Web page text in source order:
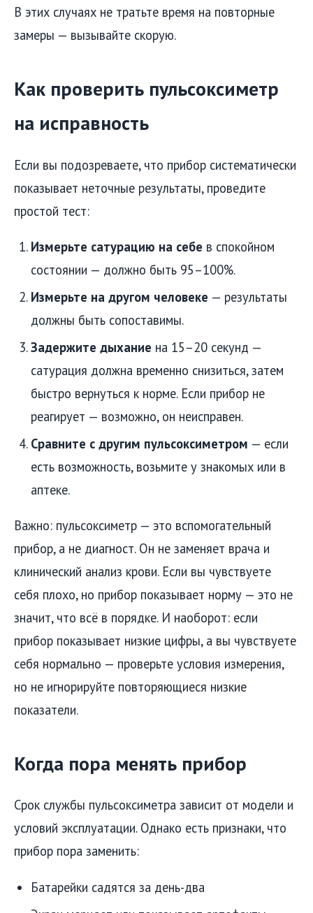
В этих случаях не тратьте время на повторные
замеры — вызывайте скорую.
Как проверить пульсоксиметр
на исправность
Если вы подозреваете, что прибор систематически
показывает неточные результаты, проведите
простой тест:
Измерьте сатурацию на себе в спокойном
состоянии — должно быть 95–100%.
Измерьте на другом человеке — результаты
должны быть сопоставимы.
Задержите дыхание на 15–20 секунд —
сатурация должна временно снизиться, затем
быстро вернуться к норме. Если прибор не
реагирует — возможно, он неисправен.
Сравните с другим пульсоксиметром — если
есть возможность, возьмите у знакомых или в
аптеке.
Важно: пульсоксиметр — это вспомогательный
прибор, а не диагност. Он не заменяет врача и
клинический анализ крови. Если вы чувствуете
себя плохо, но прибор показывает норму — это не
значит, что всё в порядке. И наоборот: если
прибор показывает низкие цифры, а вы чувствуете
себя нормально — проверьте условия измерения,
но не игнорируйте повторяющиеся низкие
показатели.
Когда пора менять прибор
Срок службы пульсоксиметра зависит от модели и
условий эксплуатации. Однако есть признаки, что
прибор пора заменить:
Батарейки садятся за день-два